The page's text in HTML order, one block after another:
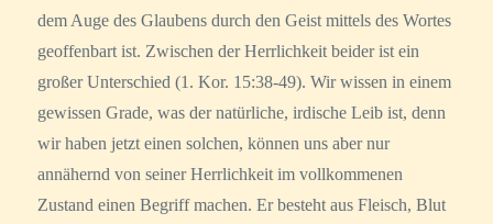
dem Auge des Glaubens durch den Geist mittels des Wortes
geoffenbart ist. Zwischen der Herrlichkeit beider ist ein
großer Unterschied (1. Kor. 15:38-49). Wir wissen in einem
gewissen Grade, was der natürliche, irdische Leib ist, denn
wir haben jetzt einen solchen, können uns aber nur
annähernd von seiner Herrlichkeit im vollkommenen
Zustand einen Begriff machen. Er besteht aus Fleisch, Blut